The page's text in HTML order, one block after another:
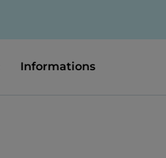
Informations